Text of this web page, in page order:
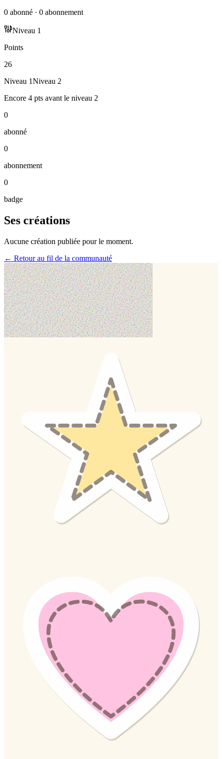
0 abonné · 0 abonnement
Niveau 1
Points
26
Niveau 1Niveau 2
Encore 4 pts avant le niveau 2
0
abonné
0
abonnement
0
badge
Ses créations
Aucune création publiée pour le moment.
← Retour au fil de la communauté